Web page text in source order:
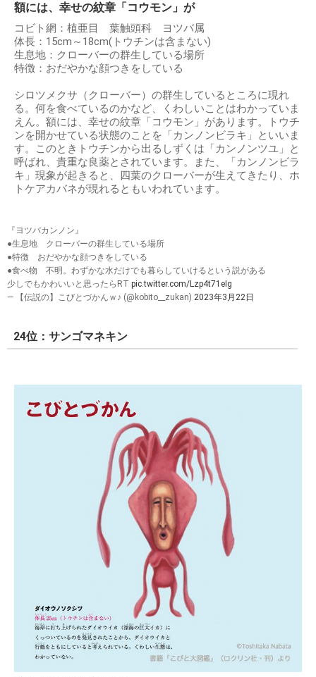
額には、幸せの紋章「コウモン」が
コビト網：植亜目 葉触頭科 ヨツバ属
体長：15cm～18cm(トウチンは含まない)
生息地：クローバーの群生している場所
特徴：おだやかな顔つきをしている
シロツメクサ（クローバー）の群生しているところに現れ
る。何を食べているのかなど、くわしいことはわかっていま
えん。額には、幸せの紋章「コウモン」があります。トウチ
ンを開かせている状態のことを「カンノンビラキ」といいま
す。このときトウチンから出るしずくは「カンノンツユ」と
呼ばれ、貴重な良薬とされています。また、「カンノンビラ
キ」現象が起きると、四葉のクローバーが生えてきたり、ホ
トケアカバネが現れるともいわれています。
『ヨツバカンノン』
●生息地 クローバーの群生している場所
●特徴 おだやかな顔つきをしている
●食べ物 不明。わずかな水だけでも暮らしていけるという説がある
少しでもかわいいと思ったらRT pic.twitter.com/Lzp4t71eIg
— 【伝説の】こびとづかんｗ♪ (@kobito__zukan) 2023年3月22日
24位：サンゴマネキン